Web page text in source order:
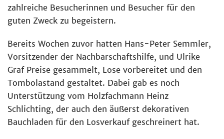
zahlreiche Besucherinnen und Besucher für den
guten Zweck zu begeistern.
Bereits Wochen zuvor hatten Hans-Peter Semmler,
Vorsitzender der Nachbarschaftshilfe, und Ulrike
Graf Preise gesammelt, Lose vorbereitet und den
Tombolastand gestaltet. Dabei gab es noch
Unterstützung vom Holzfachmann Heinz
Schlichting, der auch den äußerst dekorativen
Bauchladen für den Losverkauf geschreinert hat.